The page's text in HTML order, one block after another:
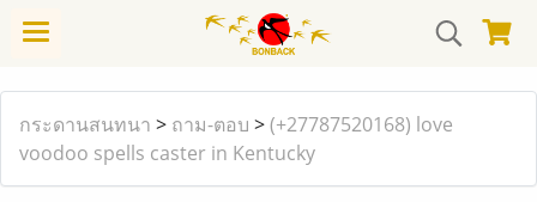
กระดานสนทนา > ถาม-ตอบ >(+27787520168) love
voodoo spells caster in Kentucky